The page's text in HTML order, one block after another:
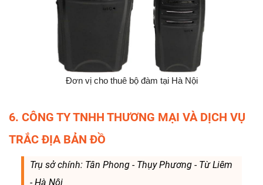
Đơn vị cho thuê bộ đàm tại Hà Nội
6. CÔNG TY TNHH THƯƠNG MẠI VÀ DỊCH VỤ
TRẮC ĐỊA BẢN ĐỒ
Trụ sở chính: Tân Phong - Thụy Phương - Từ Liêm
- Hà Nội